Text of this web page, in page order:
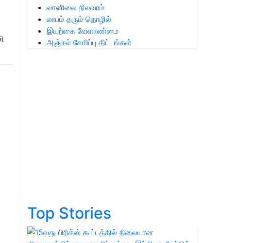
வானிலை நிலவரம்
லாபம் தரும் தொழில்
இயற்கை வேளாண்மை
அஞ்சல் சேமிப்பு திட்டங்கள்
Top Stories